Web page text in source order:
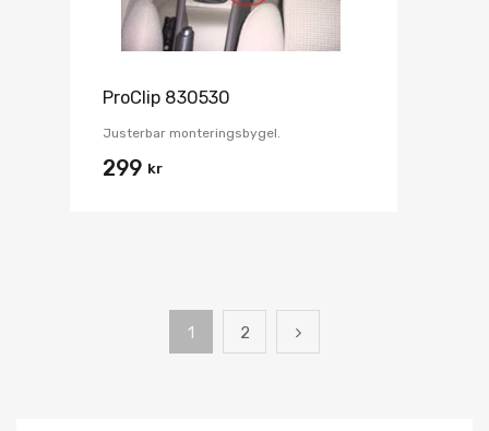
ProClip 830530
Justerbar monteringsbygel.
299 kr
1 2